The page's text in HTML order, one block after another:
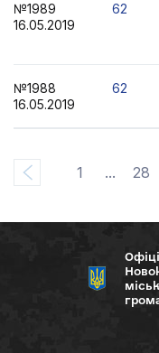
№1989
16.05.2019
62
№1988
16.05.2019
62
1 ... 28